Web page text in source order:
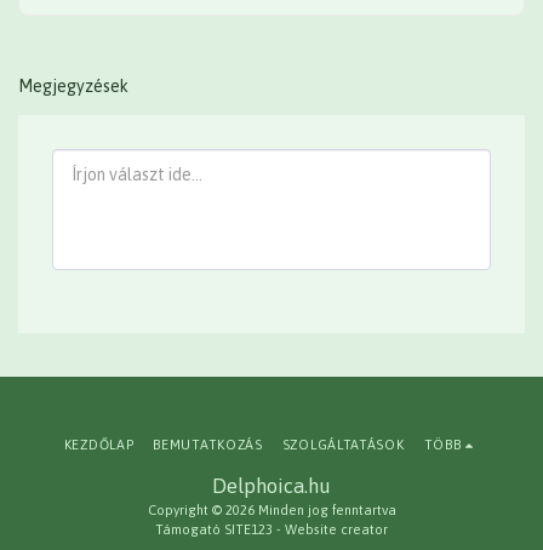
Megjegyzések
Delphoica.hu
Copyright © 2026 Minden jog fenntartva
Támogató SITE123 - Website creator
KEZDŐLAP BEMUTATKOZÁS SZOLGÁLTATÁSOK TÖBB